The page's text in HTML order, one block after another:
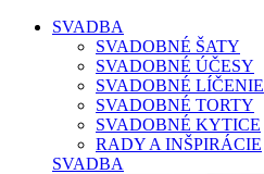
SVADBA
SVADOBNÉ ŠATY
SVADOBNÉ ÚČESY
SVADOBNÉ LÍČENIE
SVADOBNÉ TORTY
SVADOBNÉ KYTICE
RADY A INŠPIRÁCIE
SVADBA